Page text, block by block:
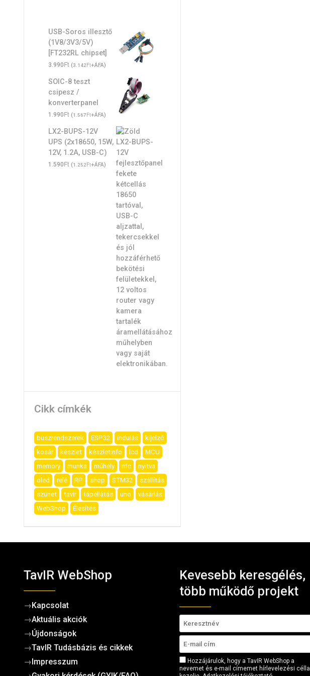
USB-Soros illesztő
(1V8/3V3/5V)
[FT232RL chipset]
3.990Ft (3.142Ft+ÁFA)
SOIC-8 teszt
csipesz /
konverterpanel
1.990Ft (1.567Ft+ÁFA)
LX2-BUPS-12V
UPS (2x18650, 15W,
12V, 1.2A, USB-C)
1.590Ft (1.252Ft+ÁFA)
Cikk címkék
buszrendszerek ESP32 indulás
kijelző
kosár
készlet készletinfo lcd
MCU
memory
munka műhely nfc
nyitva
oled
relé RP shop STM32
szállítás
szünet
tavir tápellátás uno
vásárlás
WebShop
Élesítés
TavIR WebShop
→Kapcsolat
→Aktuális akciók
→Újdonságok
→TavIR Tudásbázis és cikkek
→ Impresszum
Kevesebb keresgélés,
több működő projekt
Hozzájárulok, hogy a TavIR WebShop a
nevemet és e-mail címemet hírlevelezési céllal